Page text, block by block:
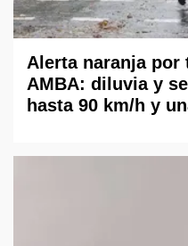
Alerta naranja por
AMBA: diluvia y
hasta 90 km/h y